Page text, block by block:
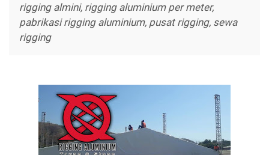
rigging almini, rigging aluminium per meter,
pabrikasi rigging aluminium, pusat rigging, sewa
rigging